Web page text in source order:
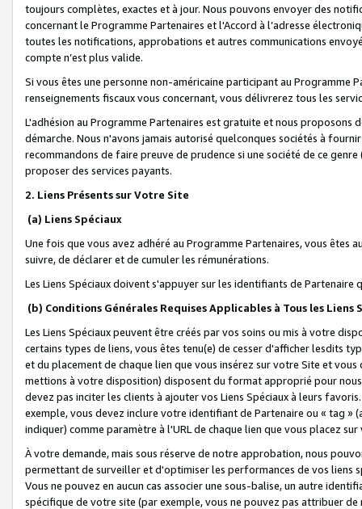
toujours complètes, exactes et à jour. Nous pouvons envoyer des
concernant le Programme Partenaires et l'Accord à l’adresse
toutes les notifications, approbations et autres communications
compte n’est plus valide.
Si vous êtes une personne non-américaine participant au
renseignements fiscaux vous concernant, vous délivrerez tous les
L'adhésion au Programme Partenaires est gratuite et nous proposons
démarche. Nous n'avons jamais autorisé quelconques sociétés à
recommandons de faire preuve de prudence si une société de ce
proposer des services payants.
2. Liens Présents sur Votre Site
(a) Liens Spéciaux
Une fois que vous avez adhéré au Programme Partenaires, vous êtes
suivre, de déclarer et de cumuler les rémunérations.
Les Liens Spéciaux doivent s'appuyer sur les identifiants de Partenaire
(b) Conditions Générales Requises Applicables à Tous les Liens
Les Liens Spéciaux peuvent être créés par vos soins ou mis à votre
certains types de liens, vous êtes tenu(e) de cesser d'afficher lesdits
et du placement de chaque lien que vous insérez sur votre Site et
mettions à votre disposition) disposent du format approprié pour
devez pas inciter les clients à ajouter vos Liens Spéciaux à leurs
exemple, vous devez inclure votre identifiant de Partenaire ou « tag
indiquer) comme paramètre à l'URL de chaque lien que vous placez
À votre demande, mais sous réserve de notre approbation, nous
permettant de surveiller et d'optimiser les performances de vos liens
Vous ne pouvez en aucun cas associer une sous-balise, un autre
spécifique de votre site (par exemple, vous ne pouvez pas attribuer